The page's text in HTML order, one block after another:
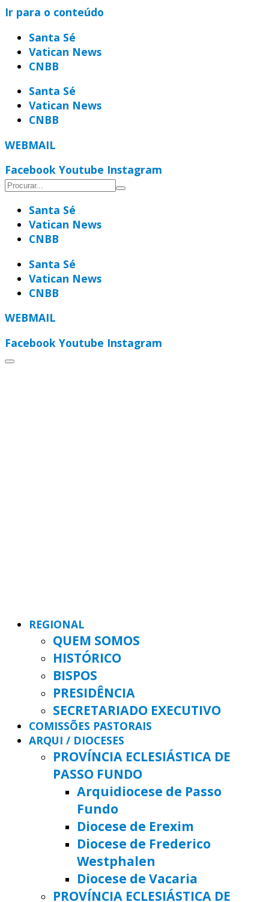
Ir para o conteúdo
Santa Sé
Vatican News
CNBB
Santa Sé
Vatican News
CNBB
WEBMAIL
Facebook Youtube Instagram
Santa Sé
Vatican News
CNBB
Santa Sé
Vatican News
CNBB
WEBMAIL
Facebook Youtube Instagram
REGIONAL
QUEM SOMOS
HISTÓRICO
BISPOS
PRESIDÊNCIA
SECRETARIADO EXECUTIVO
COMISSÕES PASTORAIS
ARQUI / DIOCESES
PROVÍNCIA ECLESIÁSTICA DE
PASSO FUNDO
Arquidiocese de Passo
Fundo
Diocese de Erexim
Diocese de Frederico
Westphalen
Diocese de Vacaria
PROVÍNCIA ECLESIÁSTICA DE